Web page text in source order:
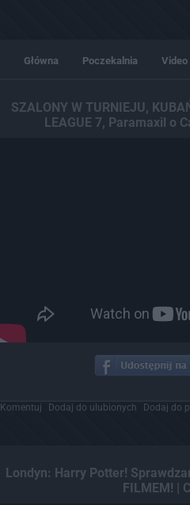
Główna Poczekalnia Video
SZALONY W TURNIEJU,
LEAGUE 7, Paramaxil o
Komentuj Dodaj do ulubionych Dodaj do
Londyn: Harry Potter!
FILMEM! |